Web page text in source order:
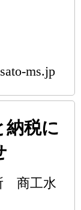
ms.jp
税に
商工水